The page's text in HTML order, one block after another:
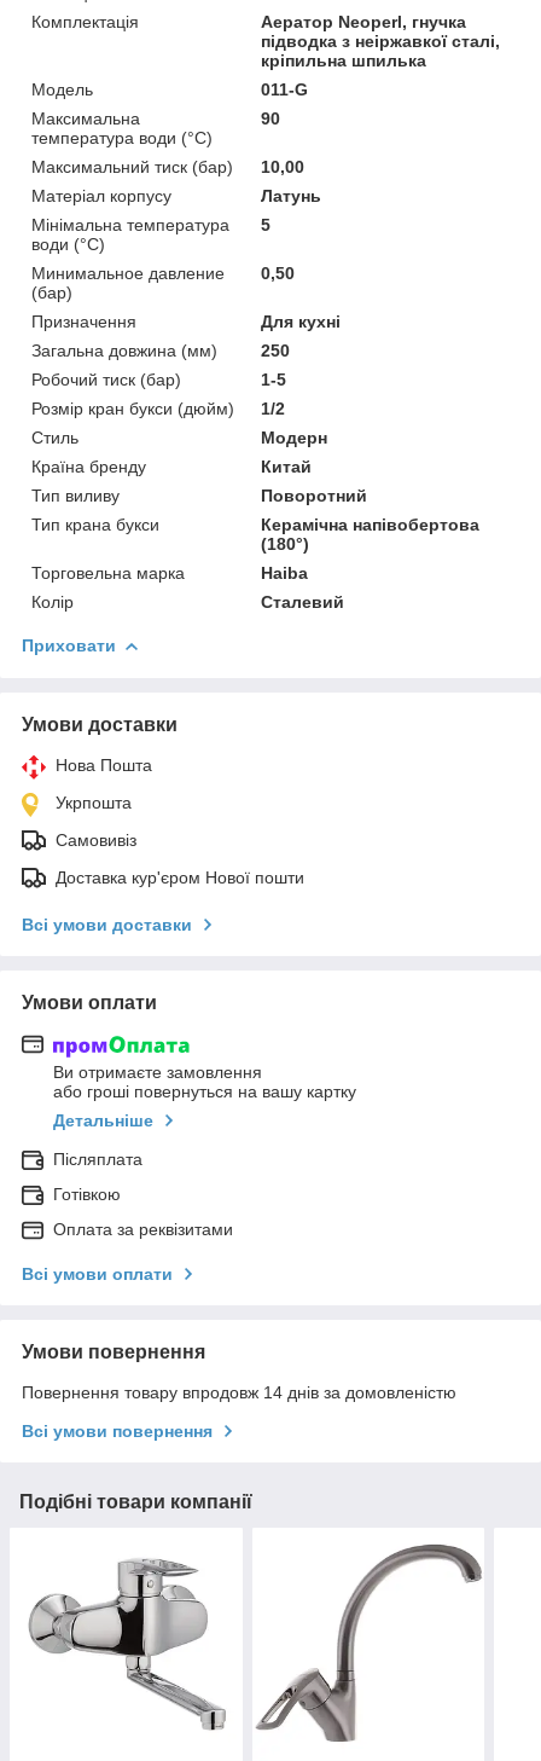
Комплектація
Аератор Neoperl, гнучка
підводка з неіржавкої сталі,
кріпильна шпилька
Мoдель
011-G
Максимальна
температура води (°C)
90
Максимальний тиск (бар)
10,00
Матеріал корпусу
Латунь
Мінімальна температура
води (°C)
5
Минимальное давление
(бар)
0,50
Призначення
Для кухні
Загальна довжина (мм)
250
Робочий тиск (бар)
1-5
Розмір кран букси (дюйм)
1/2
Стиль
Модерн
Країна бренду
Китай
Тип виливу
Поворотний
Тип крана букси
Керамічна напівобертова
(180°)
Торговельна марка
Haiba
Колір
Сталевий
Приховати
Умови доставки
Нова Пошта
Укрпошта
Самовивіз
Доставка кур'єром Нової пошти
Всі умови доставки
Умови оплати
Ви отримаєте замовлення
або гроші повернуться на вашу картку
Детальніше
Післяплата
Готівкою
Оплата за реквізитами
Всі умови оплати
Умови повернення
Повернення товару впродовж 14 днів за домовленістю
Всі умови повернення
Подібні товари компанії